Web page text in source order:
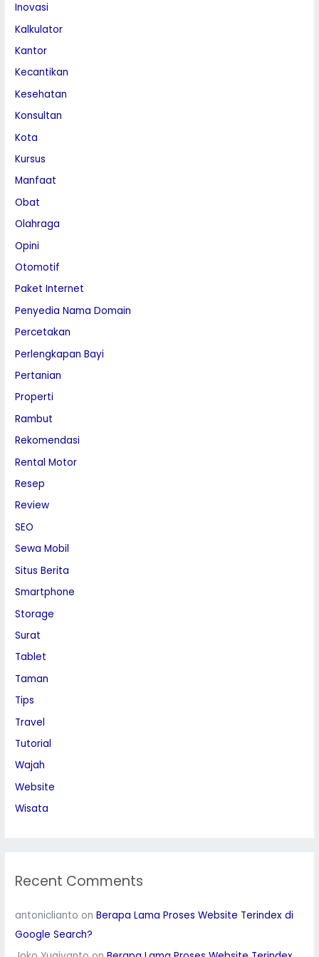
Inovasi
Kalkulator
Kantor
Kecantikan
Kesehatan
Konsultan
Kota
Kursus
Manfaat
Obat
Olahraga
Opini
Otomotif
Paket Internet
Penyedia Nama Domain
Percetakan
Perlengkapan Bayi
Pertanian
Properti
Rambut
Rekomendasi
Rental Motor
Resep
Review
SEO
Sewa Mobil
Situs Berita
Smartphone
Storage
Surat
Tablet
Taman
Tips
Travel
Tutorial
Wajah
Website
Wisata
Recent Comments
antoniclianto onBerapa Lama Proses Website Terindex di
Google Search?